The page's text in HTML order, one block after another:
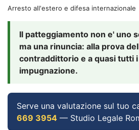
Arresto all'estero e difesa internazionale
Il patteggiamento non e' uno
ma una rinuncia: alla prova
contraddittorio e a quasi tutti
impugnazione.
Serve una valutazione sul tuo
669 3954 — Studio Legale